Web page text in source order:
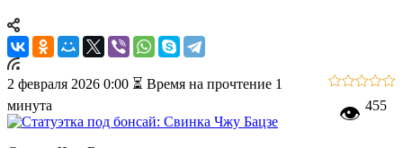
2 февраля 2026 0:00 ⏳ Время на прочтение 1
минута
👁 455